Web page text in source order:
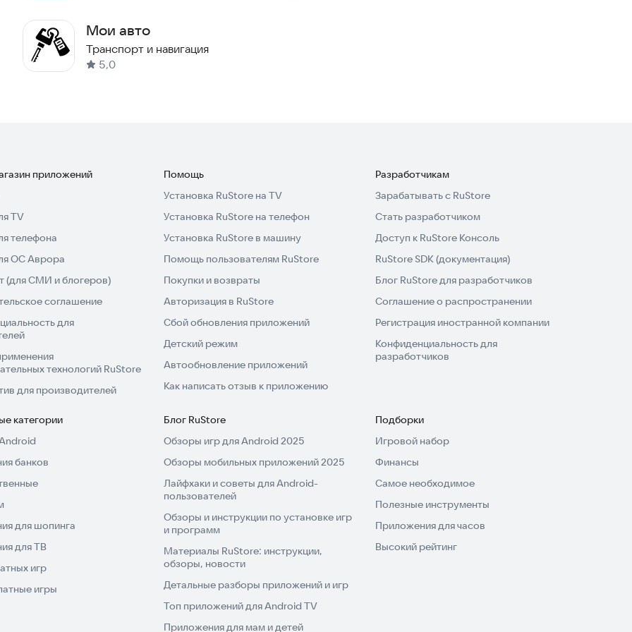
реальных клиентов, которые воспользовались
ваш автомобиль.
картой".
карты, моечный пост активируется через
экране терминала с программами.
по электронной почте.
и отправить отзыв, который получит
мойки в приложении.
с чеком и отзывом.
находитесь или которую планируете посетить.
картой".
карты, и вы получите квитанцию об
сохранится в истории.
код", который отображается в вашем заказе.
Мои авто
Транспорт и навигация
5,0
приложений
TV
телефона
ОС Аврора
(для СМИ и блогеров)
соглашение
для
технологий RuStore
для производителей
Помощь
Установка RuStore на TV
Установка RuStore на телефон
Установка RuStore в машину
Помощь пользователям RuStore
Покупки и возвраты
Авторизация в RuStore
Сбой обновления приложений
Детский режим
Автообновление приложений
Как написать отзыв к приложению
Разработчикам
Зарабатывать с RuStore
Стать разработчиком
Доступ к RuStore Консоль
RuStore SDK (документация)
Блог RuStore для разработчиков
Соглашение о распространении
Регистрация иностранной компании
Конфиденциальность для
разработчиков
категории
банков
для шопинга
для ТВ
игр
игры
Блог RuStore
Обзоры игр для Android 2025
Обзоры мобильных приложений 2025
Лайфхаки и советы для Android-
пользователей
Обзоры и инструкции по установке игр
и программ
Материалы RuStore: инструкции,
обзоры, новости
Детальные разборы приложений и игр
Топ приложений для Android TV
Приложения для мам и детей
Подборки
Игровой набор
Финансы
Самое необходимое
Полезные инструменты
Приложения для часов
Высокий рейтинг